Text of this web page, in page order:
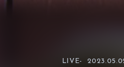
LIVE-